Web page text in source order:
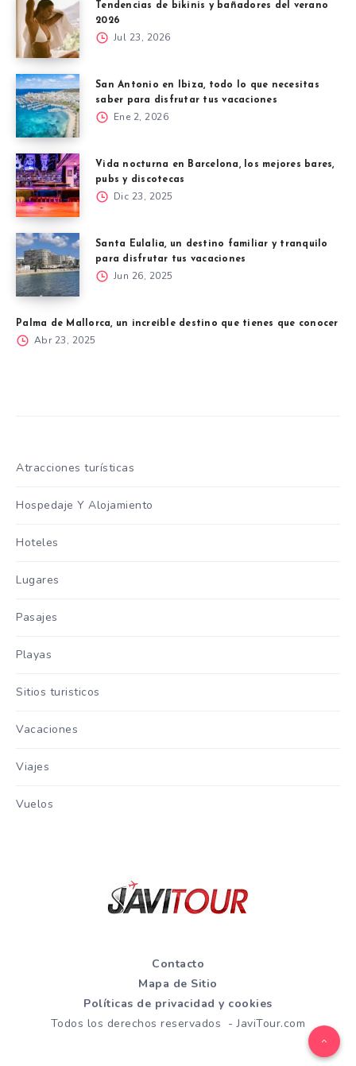
Tendencias de bikinis y bañadores del verano
2026
Jul 23, 2026
San Antonio en Ibiza, todo lo que necesitas
saber para disfrutar tus vacaciones
Ene 2, 2026
Vida nocturna en Barcelona, los mejores bares,
pubs y discotecas
Dic 23, 2025
Santa Eulalia, un destino familiar y tranquilo
para disfrutar tus vacaciones
Jun 26, 2025
Palma de Mallorca, un increíble destino que tienes que conocer
Abr 23, 2025
Atracciones turísticas
Hospedaje Y Alojamiento
Hoteles
Lugares
Pasajes
Playas
Sitios turisticos
Vacaciones
Viajes
Vuelos
Contacto
Mapa de Sitio
Políticas de privacidad y cookies
Todos los derechos reservados - JaviTour.com